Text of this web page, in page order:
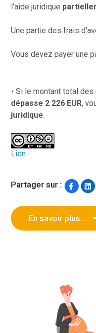
l’aide juridique
Une partie des frais
Vous devez payer une
Si le montant total
dépasse 2 226 EUR,
juridique.
Lien
Partager sur :
En savoir plus...